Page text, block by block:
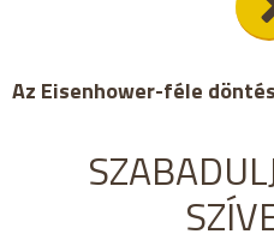
Az Eisenhower-féle